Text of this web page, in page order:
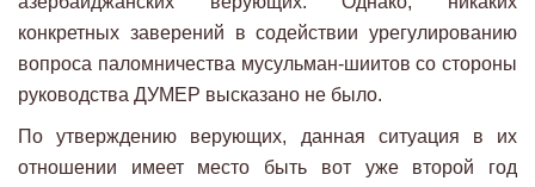
конкретных заверений в содействии урегулированию
вопроса паломничества мусульман-шиитов со стороны
руководства ДУМЕР высказано не было.
По утверждению верующих, данная ситуация в их
отношении имеет место быть вот уже второй год